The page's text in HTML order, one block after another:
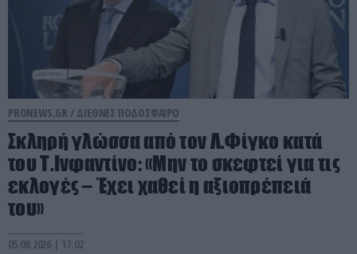
PRONEWS.GR / ΔΙΕΘΝΕΣ ΠΟΔΟΣΦΑΙΡΟ
Σκληρή γλώσσα από τον Λ.Φίγκο κατά
του Τ.Ινφαντίνο: «Μην το σκεφτεί για τις
εκλογές – Έχει χαθεί η αξιοπρέπειά
του»
05.08.2026 | 17:02